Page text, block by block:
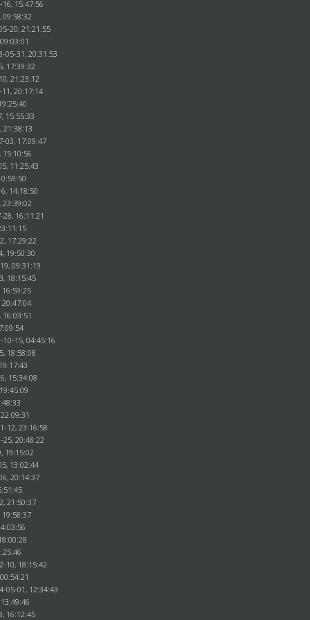
15:47:56
20, 21:21:55
05-31, 20:31:53
17:39:32
21:23:12
20:17:14
15:55:33
21:38:13
03, 17:09:47
11:25:43
14:18:50
16:11:21
17:29:22
19:50:30
09:31:19
18:15:45
15, 04:45:16
18:58:08
15:34:08
12, 23:16:58
20:48:22
19:15:02
13:02:44
20:14:37
21:50:37
10, 18:15:42
05-01, 12:34:43
16:12:45